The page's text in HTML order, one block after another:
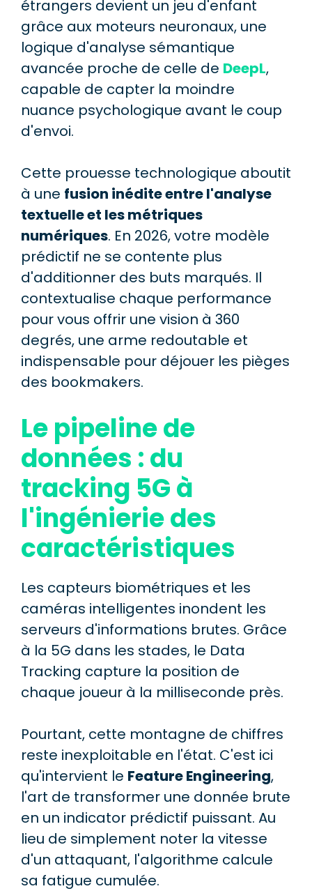
étrangers devient un jeu d'enfant
grâce aux moteurs neuronaux, une
logique d'analyse sémantique
avancée proche de celle de DeepL,
capable de capter la moindre
nuance psychologique avant le coup
d'envoi.
Cette prouesse technologique aboutit
à une fusion inédite entre l'analyse
textuelle et les métriques
numériques. En 2026, votre modèle
prédictif ne se contente plus
d'additionner des buts marqués. Il
contextualise chaque performance
pour vous offrir une vision à 360
degrés, une arme redoutable et
indispensable pour déjouer les pièges
des bookmakers.
Le pipeline de
données : du
tracking 5G à
l'ingénierie des
caractéristiques
Les capteurs biométriques et les
caméras intelligentes inondent les
serveurs d'informations brutes. Grâce
à la 5G dans les stades, le Data
Tracking capture la position de
chaque joueur à la milliseconde près.
Pourtant, cette montagne de chiffres
reste inexploitable en l'état. C'est ici
qu'intervient le Feature Engineering,
l'art de transformer une donnée brute
en un indicator prédictif puissant. Au
lieu de simplement noter la vitesse
d'un attaquant, l'algorithme calcule
sa fatigue cumulée.